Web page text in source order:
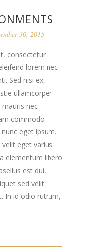
30, 2015
consectetur
lorem nec
Sed nisi ex,
ullamcorper
mauris nec
commodo
eget ipsum.
eget varius.
elementum libero
est dui,
sed velit.
In id odio rutrum,